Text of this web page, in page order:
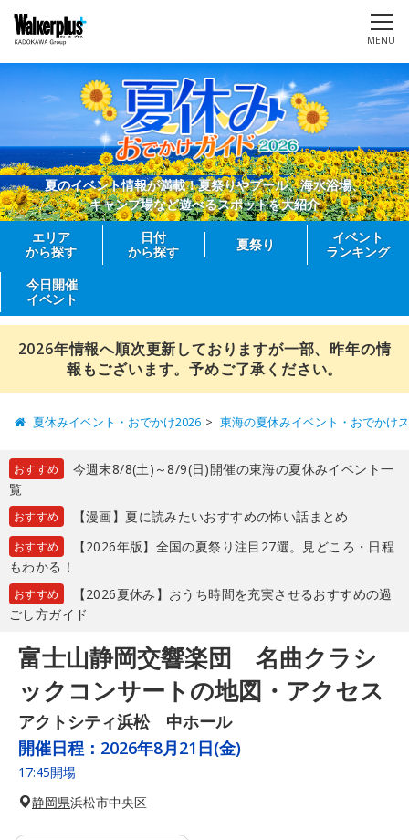
MENU
夏のイベント情報が満載！夏祭りやプール、海水浴場、
キャンプ場など遊べるスポットを大紹介
エリア
から探す
日付
から探す
夏祭り
イベント
ランキング
今日開催
イベント
2026年情報へ順次更新しておりますが一部、昨年の情
報もございます。予めご了承ください。
夏休みイベント・おでかけ2026 東海の夏休みイベント・おでかけ
おすすめ
今週末8/8(土)～8/9(日)開催の東海の夏休みイベント一
覧
おすすめ 【漫画】夏に読みたいおすすめの怖い話まとめ
おすすめ
【2026年版】全国の夏祭り注目27選。見どころ・日程
もわかる！
おすすめ
【2026夏休み】おうち時間を充実させるおすすめの過
ごし方ガイド
富士山静岡交響楽団 名曲クラシ
ックコンサートの地図・アクセス
アクトシティ浜松 中ホール
開催日程： 2026年8月21日(金)
17:45開場
静岡県浜松市中央区